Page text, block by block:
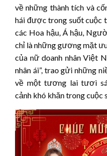
về những thành tích và
hái được trong suốt cuộc
các Hoa hậu, Á hậu,
chỉ là những gương mặt
của nữ doanh nhân Việt
nhân ái”, trao gửi những
về một tương lai tươi
cảnh khó khăn trong cuộc